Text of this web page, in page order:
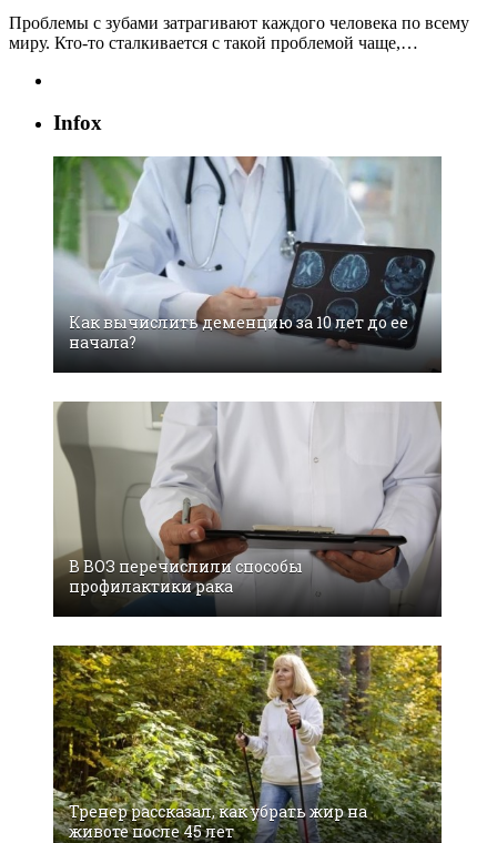
Проблемы с зубами затрагивают каждого человека по всему
миру. Кто-то сталкивается с такой проблемой чаще,…
Infox
Как вычислить деменцию за 10 лет до ее
начала?
В ВОЗ перечислили способы
профилактики рака
Тренер рассказал, как убрать жир на
животе после 45 лет